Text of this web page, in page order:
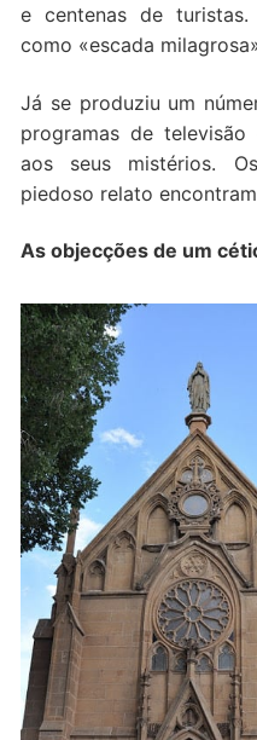
e centenas de
como «escada
Já se produziu um
programas de
aos seus mistérios.
piedoso relato
As objecções de um